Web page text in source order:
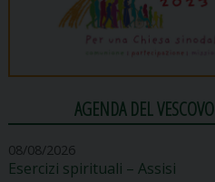
AGENDA DEL VESCOVO
08/08/2026
Esercizi spirituali – Assisi